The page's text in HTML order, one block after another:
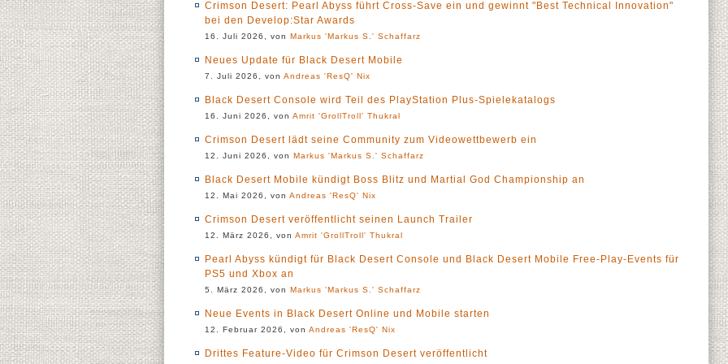
Crimson Desert: Pearl Abyss führt Cross-Save ein und gewinnt "Best Technical Innovation"
bei den Develop:Star Awards
16. Juli 2026, von Markus 'Markus S.' Schaffarz
Neues Update für Black Desert Mobile
7. Juli 2026, von Andreas 'ResQ' Nix
Black Desert Console wird Teil des PlayStation Plus-Spielekatalogs
16. Juni 2026, von Amrit 'GrollTroll' Thukral
Crimson Desert lädt seine Community zum Videowettbewerb ein
12. Juni 2026, von Markus 'Markus S.' Schaffarz
Black Desert Mobile kündigt Boss Blitz und Martial God Championship an
12. Mai 2026, von Andreas 'ResQ' Nix
Crimson Desert veröffentlicht seinen Launch Trailer
12. März 2026, von Amrit 'GrollTroll' Thukral
Pearl Abyss kündigt für Black Desert Console und Black Desert Mobile Free-Play-Events für
PS5 und Xbox an
5. März 2026, von Markus 'Markus S.' Schaffarz
Neue Events in Black Desert Online und Mobile starten
12. Februar 2026, von Andreas 'ResQ' Nix
Drittes Feature-Video für Crimson Desert veröffentlicht